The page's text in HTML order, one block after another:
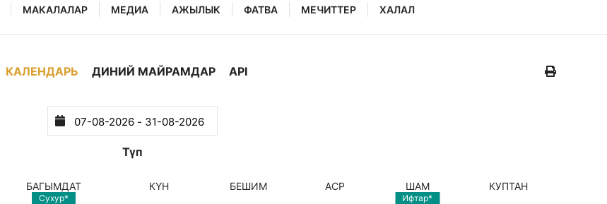
МАКАЛАЛАР МЕДИА АЖЫЛЫК ФАТВА МЕЧИТТЕР ХАЛАЛ
КАЛЕНДАРЬ ДИНИЙ МАЙРАМДАР API
Түп
БАГЫМДАТ
Сухур*
КҮН БЕШИМ АСР ШАМ
Ифтар*
КУПТАН